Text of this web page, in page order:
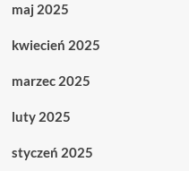
maj 2025
kwiecień 2025
marzec 2025
luty 2025
styczeń 2025